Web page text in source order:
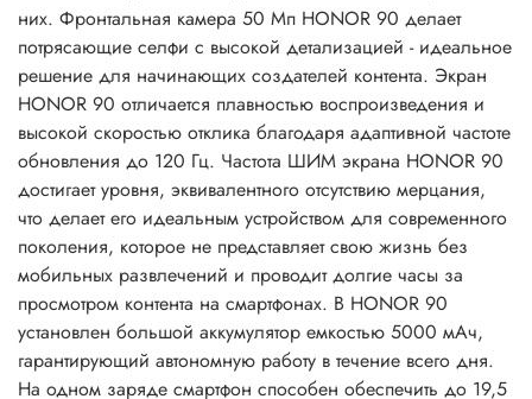
них. Фронтальная камера 50 Мп HONOR 90 делает
потрясающие селфи с высокой детализацией - идеальное
решение для начинающих создателей контента. Экран
HONOR 90 отличается плавностью воспроизведения и
высокой скоростью отклика благодаря адаптивной частоте
обновления до 120 Гц. Частота ШИМ экрана HONOR 90
достигает уровня, эквивалентного отсутствию мерцания,
что делает его идеальным устройством для современного
поколения, которое не представляет свою жизнь без
мобильных развлечений и проводит долгие часы за
просмотром контента на смартфонах. В HONOR 90
установлен большой аккумулятор емкостью 5000 мАч,
гарантирующий автономную работу в течение всего дня.
На одном заряде смартфон способен обеспечить до 19,5